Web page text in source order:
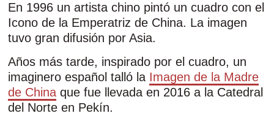
En 1996 un artista chino pintó un cuadro con el
Icono de la Emperatriz de China. La imagen
tuvo gran difusión por Asia.
Años más tarde, inspirado por el cuadro, un
imaginero español talló la Imagen de la Madre
de China que fue llevada en 2016 a la Catedral
del Norte en Pekín.